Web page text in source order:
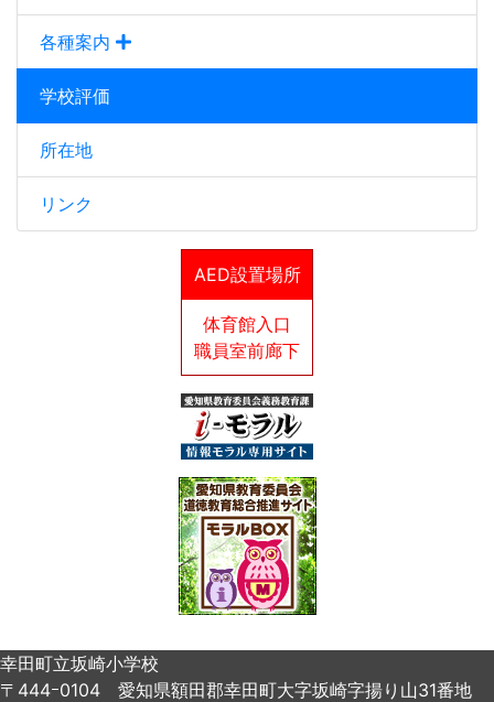
各種案内
学校評価
所在地
リンク
AED設置場所
体育館入口
職員室前廊下
幸田町立坂崎小学校
〒444ｰ0104 愛知県額田郡幸田町大字坂崎字揚り山31番地